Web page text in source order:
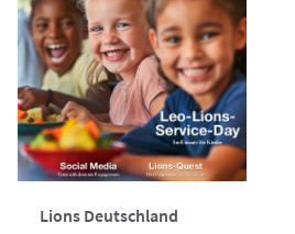
Lions Deutschland